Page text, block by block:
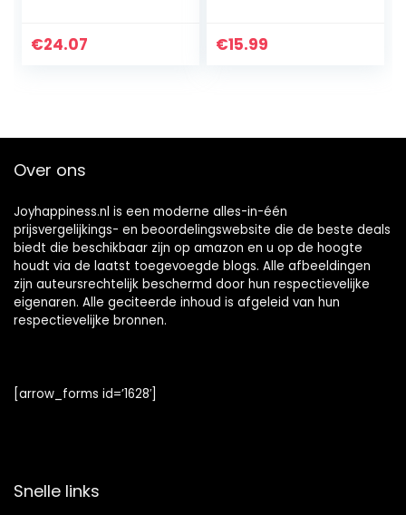
€24.07 €15.99
Over ons
Joyhappiness.nl is een moderne alles-in-één
prijsvergelijkings- en beoordelingswebsite die de beste deals
biedt die beschikbaar zijn op amazon en u op de hoogte
houdt via de laatst toegevoegde blogs. Alle afbeeldingen
zijn auteursrechtelijk beschermd door hun respectievelijke
eigenaren. Alle geciteerde inhoud is afgeleid van hun
respectievelijke bronnen.
[arrow_forms id=’1628′]
Snelle links